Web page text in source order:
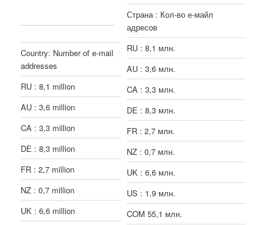
Country: Number of e-mail
addresses
RU : 8,1 million
AU : 3,6 million
CA : 3,3 million
DE : 8,3 million
FR : 2,7 million
NZ : 0,7 million
UK : 6,6 million
Страна : Кол-во е-майл
адресов
RU : 8,1 млн.
AU : 3,6 млн.
CA : 3,3 млн.
DE : 8,3 млн.
FR : 2,7 млн.
NZ : 0,7 млн.
UK : 6,6 млн.
US : 1,9 млн.
COM 55,1 млн.